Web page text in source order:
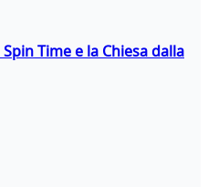
Time e la Chiesa dalla